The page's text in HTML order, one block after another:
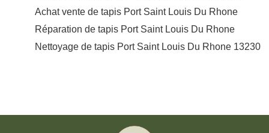
Achat vente de tapis Port Saint Louis Du Rhone
Réparation de tapis Port Saint Louis Du Rhone
Nettoyage de tapis Port Saint Louis Du Rhone 13230